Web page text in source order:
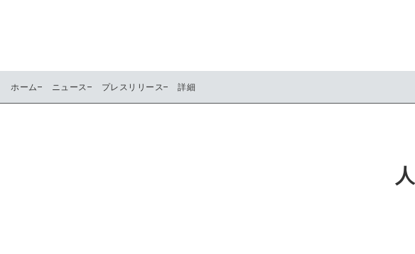
ホーム ニュース プレスリリース 詳細